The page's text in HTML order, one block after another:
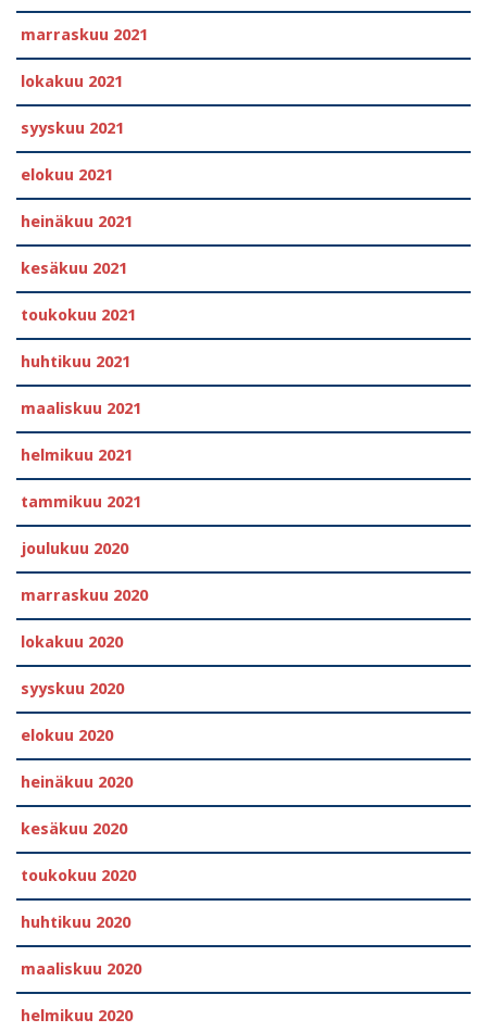
marraskuu 2021
lokakuu 2021
syyskuu 2021
elokuu 2021
heinäkuu 2021
kesäkuu 2021
toukokuu 2021
huhtikuu 2021
maaliskuu 2021
helmikuu 2021
tammikuu 2021
joulukuu 2020
marraskuu 2020
lokakuu 2020
syyskuu 2020
elokuu 2020
heinäkuu 2020
kesäkuu 2020
toukokuu 2020
huhtikuu 2020
maaliskuu 2020
helmikuu 2020